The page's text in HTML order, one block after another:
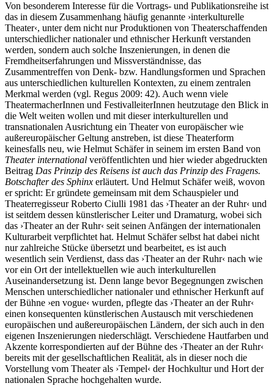
Von besonderem Interesse für die Vortrags- und Publikationsreihe ist
das in diesem Zusammenhang häufig genannte ›interkulturelle
Theater‹, unter dem nicht nur Produktionen von Theaterschaffenden
unterschiedlicher nationaler und ethnischer Herkunft verstanden
werden, sondern auch solche Inszenierungen, in denen die
Fremdheitserfahrungen und Missverständnisse, das
Zusammentreffen von Denk- bzw. Handlungsformen und Sprachen
aus unterschiedlichen kulturellen Kontexten, zu einem zentralen
Merkmal werden (vgl. Regus 2009: 42). Auch wenn viele
TheatermacherInnen und FestivalleiterInnen heutzutage den Blick in
die Welt weiten wollen und mit dieser interkulturellen und
transnationalen Ausrichtung ein Theater von europäischer wie
außereuropäischer Geltung anstreben, ist diese Theaterform
keinesfalls neu, wie Helmut Schäfer in seinem im ersten Band von
Theater international veröffentlichten und hier wieder abgedruckten
Beitrag Das Prinzip des Reisens ist auch das Prinzip des Fragens.
Botschafter des Sphinx erläutert. Und Helmut Schäfer weiß, wovon
er spricht: Er gründete gemeinsam mit dem Schauspieler und
Theaterregisseur Roberto Ciulli 1981 das ›Theater an der Ruhr‹ und
ist seitdem dessen künstlerischer Leiter und Dramaturg, wobei sich
das ›Theater an der Ruhr‹ seit seinen Anfängen der internationalen
Kulturarbeit verpflichtet hat. Helmut Schäfer selbst hat dabei nicht
nur zahlreiche Stücke übersetzt und bearbeitet, es ist auch
wesentlich sein Verdienst, dass das ›Theater an der Ruhr‹ nach wie
vor ein Ort der intellektuellen wie auch interkulturellen
Auseinandersetzung ist. Denn lange bevor Begegnungen zwischen
Menschen unterschiedlicher nationaler und ethnischer Herkunft auf
der Bühne ›en vogue‹ wurden, pflegte das ›Theater an der Ruhr‹
einen konsequenten künstlerischen Austausch mit verschiedenen
europäischen und außereuropäischen Ländern, der sich auch in den
eigenen Inszenierungen niederschlägt. Verschiedene Hautfarben und
Akzente korrespondierten auf der Bühne des ›Theater an der Ruhr‹
bereits mit der gesellschaftlichen Realität, als in dieser noch die
Vorstellung vom Theater als ›Tempel‹ der Hochkultur und Hort der
nationalen Sprache hochgehalten wurde.